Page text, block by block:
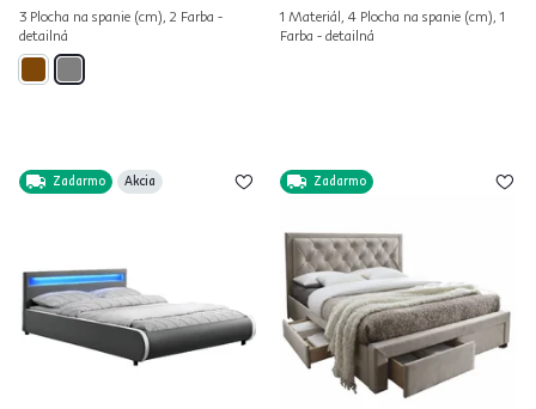
3 Plocha na spanie (cm), 2 Farba -
detailná
1 Materiál, 4 Plocha na spanie (cm), 1
Farba - detailná
Zadarmo Akcia Zadarmo